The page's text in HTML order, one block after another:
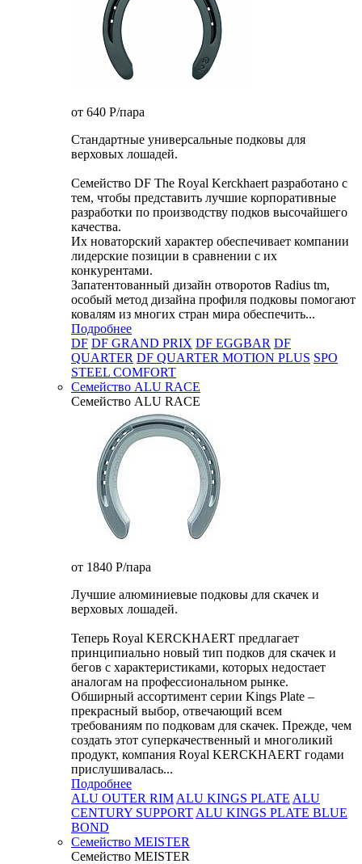
от 640 P/пара
Стандартные универсальные подковы для
верховых лошадей.
Семейство DF The Royal Kerckhaert разработано с
тем, чтобы представить лучшие корпоративные
разработки по производству подков высочайшего
качества.
Их новаторский характер обеспечивает компании
лидерские позиции в сравнении с их
конкурентами.
Запатентованный дизайн отворотов Radius tm,
особый метод дизайна профиля подковы помогают
ковалям из многих стран мира обеспечить...
Подробнее
DF DF GRAND PRIX DF EGGBAR DF
QUARTER DF QUARTER MOTION PLUS SPO
STEEL COMFORT
Семейство ALU RACE
Семейство ALU RACE
от 1840 P/пара
Лучшие алюминиевые подковы для скачек и
верховых лошадей.
Теперь Royal KERCKHAERT предлагает
принципиально новый тип подков для скачек и
бегов с характеристиками, которых недостает
аналогам на профессиональном рынке.
Обширный ассортимент серии Kings Plate –
прекрасный выбор, отвечающий всем
требованиям по подковам для скачек. Прежде, чем
создать этот суперкачественный и многоликий
продукт, компания Royal KERCKHAERT годами
прислушивалась...
Подробнее
ALU OUTER RIM ALU KINGS PLATE ALU
CENTURY SUPPORT ALU KINGS PLATE BLUE
BOND
Семейство МEISTER
Семейство МEISTER